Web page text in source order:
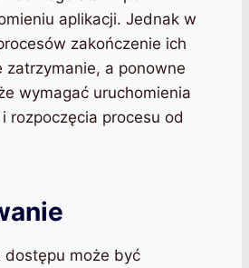
aplikacji. Jednak w
zakończenie ich
zatrzymanie, a ponowne
wymagać uruchomienia
rozpoczęcia procesu od
dostępu może być